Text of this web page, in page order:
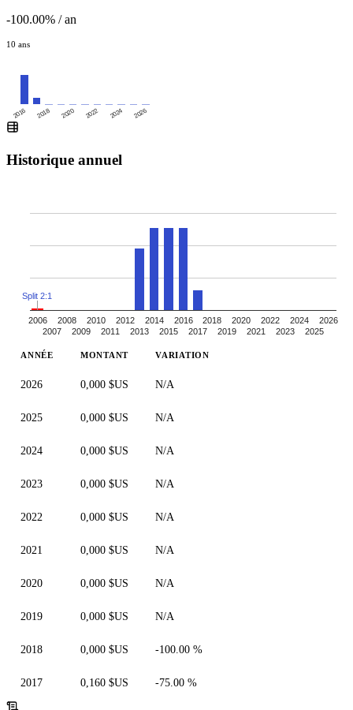
-100.00% / an
10 ans
2016 2018 2020 2022 2024 2026
Historique annuel
2006
2007
2008
2009
2010
2011
2012
2013
2014
2015
2016
2017
2018
2019
2020
2021
2022
2023
2024
2025
2026
Split 2:1
ANNÉE MONTANT VARIATION
2026 0,000 $US N/A
2025 0,000 $US N/A
2024 0,000 $US N/A
2023 0,000 $US N/A
2022 0,000 $US N/A
2021 0,000 $US N/A
2020 0,000 $US N/A
2019 0,000 $US N/A
2018 0,000 $US -100.00 %
2017 0,160 $US -75.00 %